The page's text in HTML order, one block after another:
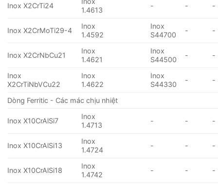
Inox X2CrTi24
1.4613
- - -
Inox X2CrMoTi29-4
Inox
1.4592
Inox
S44700
- -
Inox X2CrNbCu21
Inox
1.4621
Inox
S44500
- -
Inox
X2CrTiNbVCu22
Inox
1.4622
Inox
S44330
- -
Dòng Ferritic - Các mác chịu nhiệt
Inox X10CrAlSi7
Inox
1.4713
- - -
Inox X10CrAlSi13
Inox
1.4724
- - -
Inox X10CrAlSi18
Inox
1.4742
- - -